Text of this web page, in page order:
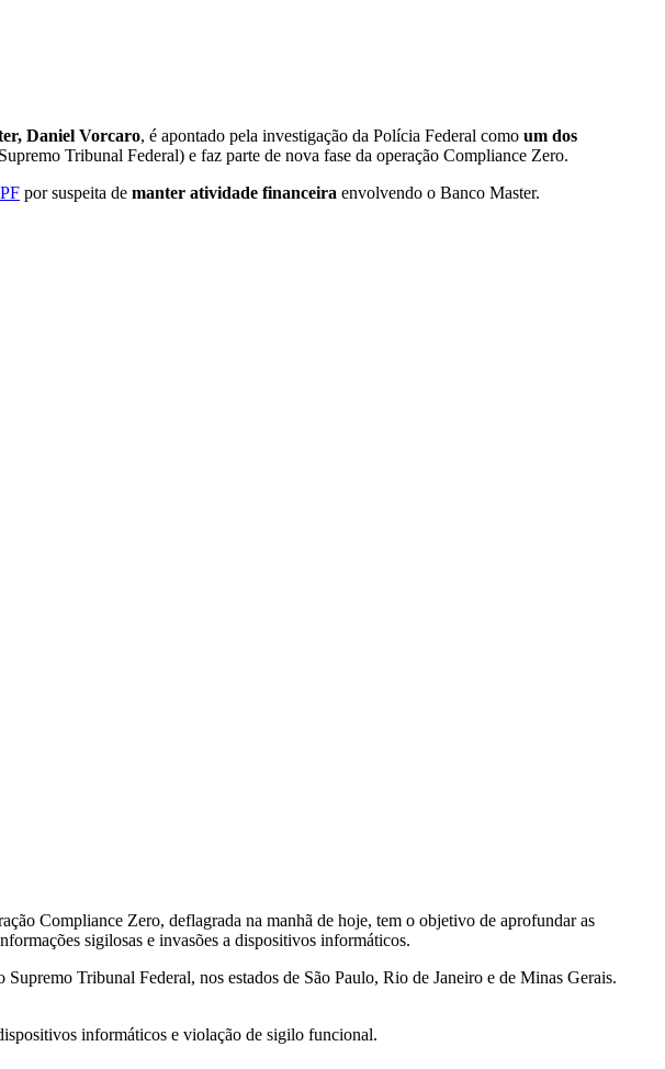
Daniel Vorcaro, é apontado pela investigação da Polícia Federal como um dos
Tribunal Federal) e faz parte de nova fase da operação Compliance Zero.
por suspeita de manter atividade financeira envolvendo o Banco Master.
Compliance Zero, deflagrada na manhã de hoje, tem o objetivo de aprofundar as
sigilosas e invasões a dispositivos informáticos.
Tribunal Federal, nos estados de São Paulo, Rio de Janeiro e de Minas Gerais.
informáticos e violação de sigilo funcional.